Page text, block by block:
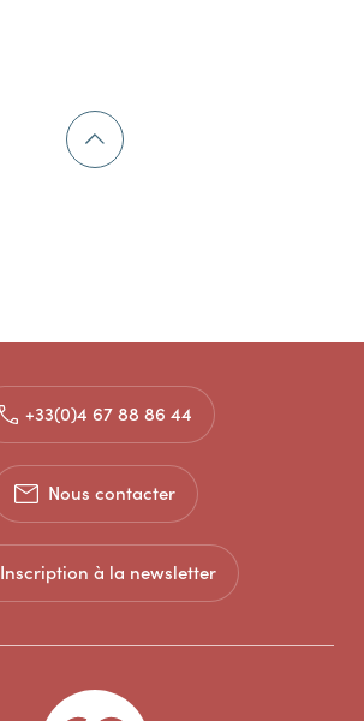
+33(0)4 67 88 86 44
Nous contacter
Inscription à la newsletter